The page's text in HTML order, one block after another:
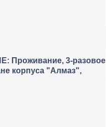
3-разовое
корпуса "Алмаз",